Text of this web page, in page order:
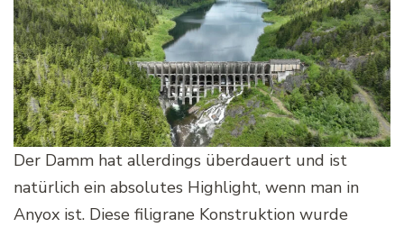
Der Damm hat allerdings überdauert und ist
natürlich ein absolutes Highlight, wenn man in
Anyox ist. Diese filigrane Konstruktion wurde